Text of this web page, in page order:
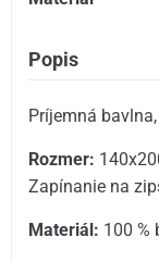
Popis
Príjemná
Rozmer:
Zapínanie na
Materiál: 100 %